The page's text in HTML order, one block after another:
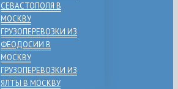
СЕВАСТОПОЛЯ В
МОСКВУ
ГРУЗОПЕРЕВОЗКИ ИЗ
ФЕОДОСИИ В
МОСКВУ
ГРУЗОПЕРЕВОЗКИ ИЗ
ЯЛТЫ В МОСКВУ